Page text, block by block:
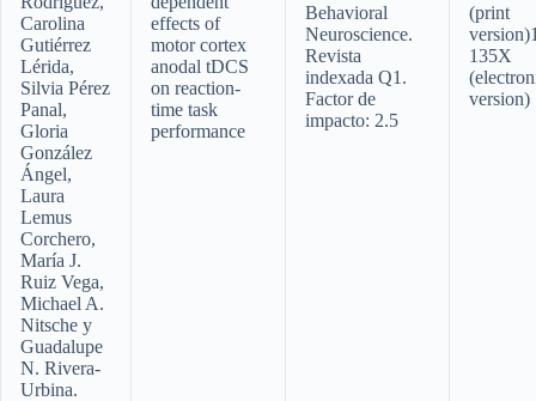
Carolina
Gutiérrez
Lérida,
Silvia Pérez
Panal,
Gloria
González
Ángel,
Laura
Lemus
Corchero,
María J.
Ruiz Vega,
Michael A.
Nitsche y
Guadalupe
N. Rivera-
Urbina.
effects of
motor cortex
anodal tDCS
on reaction-
time task
performance
Behavioral
Neuroscience.
Revista
indexada Q1.
Factor de
impacto: 2.5
(print
135X
version)